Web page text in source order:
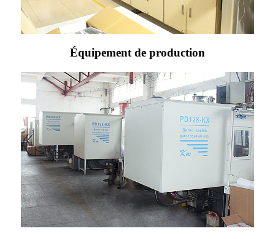
Équipement de production